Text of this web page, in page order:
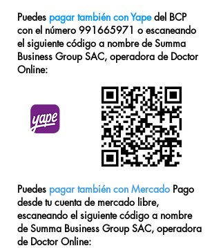
Puedes pagar también con Yapedel BCP
con el número 991665971 o escaneando
el siguiente código a nombre de Summa
Business Group SAC, operadora de Doctor
Online:
Puedes pagar también con Mercado Pago
desde tu cuenta de mercado libre,
escaneando el siguiente código a nombre
de Summa Business Group SAC, operadora
de Doctor Online: